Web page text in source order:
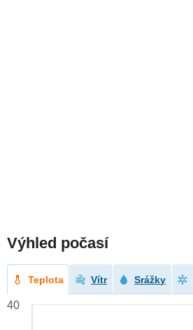
Výhled počasí
Teplota Vítr Srážky
40